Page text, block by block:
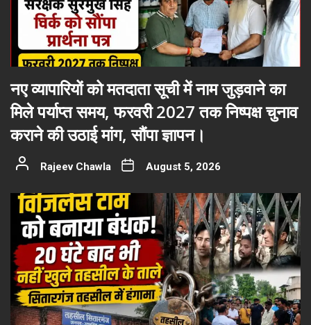
नए व्यापारियों को मतदाता सूची में नाम जुड़वाने का
मिले पर्याप्त समय, फरवरी 2027 तक निष्पक्ष चुनाव
कराने की उठाई मांग, सौंपा ज्ञापन।
Rajeev Chawla August 5, 2026